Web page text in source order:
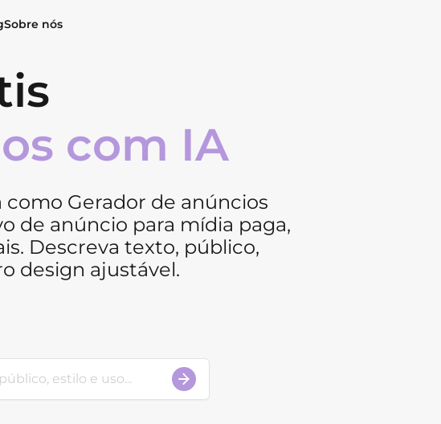
Sobre nós
com IA
Gerador de anúncios
de anúncio para mídia paga,
Descreva texto, público,
design ajustável.